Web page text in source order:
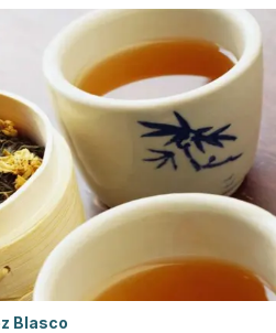
Blasco